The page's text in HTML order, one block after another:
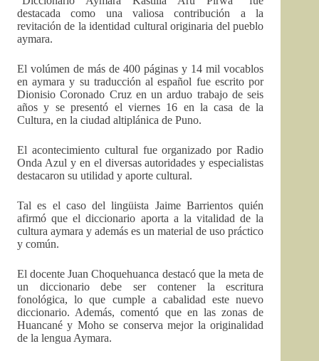
destacada como una valiosa contribución a la
revitación de la identidad cultural originaria del pueblo
aymara.
El volúmen de más de 400 páginas y 14 mil vocablos
en aymara y su traducción al español fue escrito por
Dionisio Coronado Cruz en un arduo trabajo de seis
años y se presentó el viernes 16 en la casa de la
Cultura, en la ciudad altiplánica de Puno.
El acontecimiento cultural fue organizado por Radio
Onda Azul y en el diversas autoridades y especialistas
destacaron su utilidad y aporte cultural.
Tal es el caso del lingüista Jaime Barrientos quién
afirmó que el diccionario aporta a la vitalidad de la
cultura aymara y además es un material de uso práctico
y común.
El docente Juan Choquehuanca destacó que la meta de
un diccionario debe ser contener la escritura
fonológica, lo que cumple a cabalidad este nuevo
diccionario. Además, comentó que en las zonas de
Huancané y Moho se conserva mejor la originalidad
de la lengua Aymara.